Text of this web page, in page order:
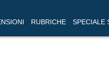
RUBRICHE SPECIALE